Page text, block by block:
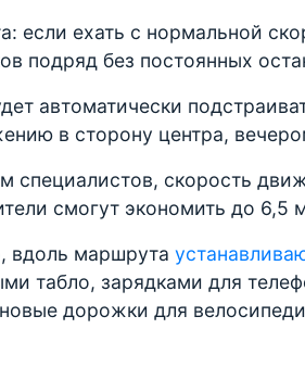
если ехать с нормальной
подряд без постоянных
автоматически
в сторону центра,
специалистов, скорость
смогут экономить до 6,5
вдоль маршрута
табло, зарядками для
дорожки для